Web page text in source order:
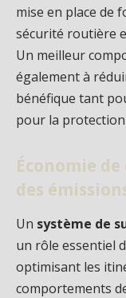
mise en place de
sécurité routière
Un meilleur
également à
bénéfique tant
pour la protection
Économie
des
Un système de
un rôle essentiel
optimisant les
comportements